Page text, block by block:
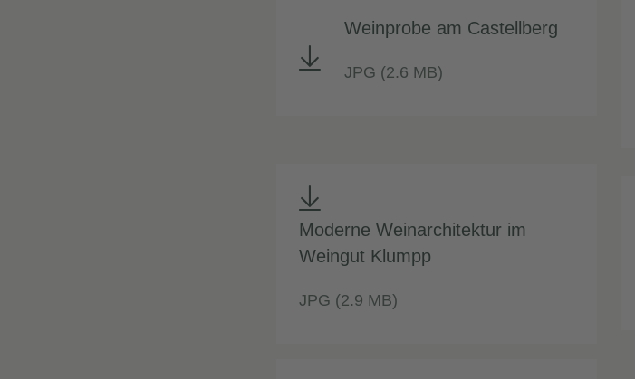
Weinprobe am Castellberg
JPG (2.6 MB)
Moderne Weinarchitektur im
Weingut Klumpp
JPG (2.9 MB)